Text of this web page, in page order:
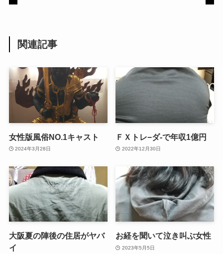
関連記事
女性版風俗NO.1キャスト
2024年3月28日
ＦＸトレ−ダ-で年収1億円
2022年12月30日
大阪夏の陣後の住居がヤバ
イ
お経を聞いて泣き叫ぶ女性
2023年5月5日